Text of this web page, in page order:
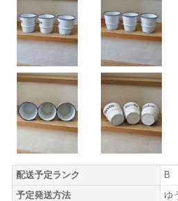
配送予定ランク
B
予定発送方法
ゆ